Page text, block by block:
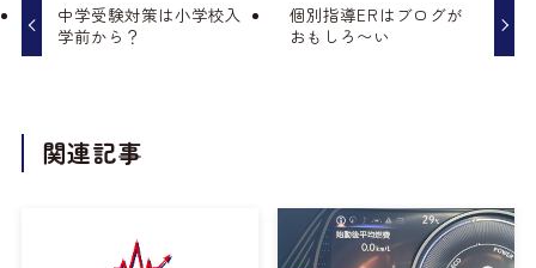
中学受験対策は小学校入
学前から？
個別指導ERはブログが
おもしろ〜い
関連記事